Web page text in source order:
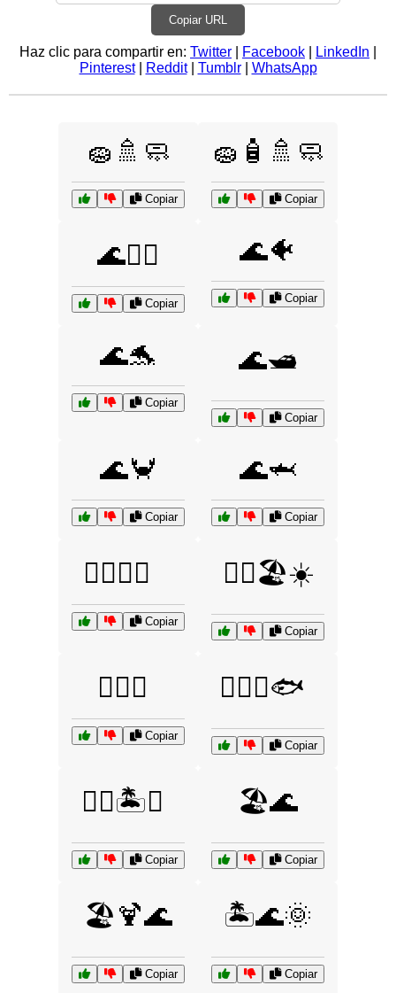
Copiar URL
Haz clic para compartir en: Twitter Facebook LinkedIn
Pinterest| Reddit| Tumblr| WhatsApp
🧽🚿🧼
Copiar
🧽🧴🚿🧼
Copiar
🌊🏄‍♂️
Copiar
🌊🐠
Copiar
🌊🐬
Copiar
🌊🛥️
Copiar
🌊🦀
Copiar
🌊🦈
Copiar
🏄‍♀️🌊🌞
Copiar
🏊‍♀️🏖️☀️
Copiar
🏊‍♂️🌊
Copiar
🏊‍♂️🌊🐟
Copiar
🏊‍♂️🏝️🌅
Copiar
🏖️🌊
Copiar
🏖️🍹🌊
Copiar
🏝️🌊🌞
Copiar